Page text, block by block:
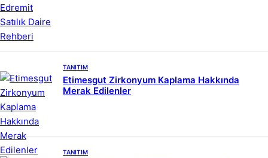
TANITIM
Etimesgut Zirkonyum Kaplama Hakkında
Merak Edilenler
TANITIM